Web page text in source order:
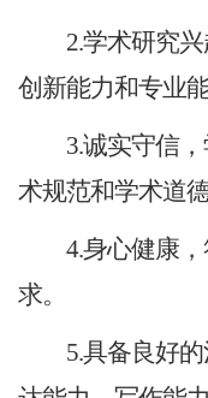
2.学术研究
创新能力和专业能
3.诚实守信
术规范和学术道德
4.身心健康
求。
5.具备良好